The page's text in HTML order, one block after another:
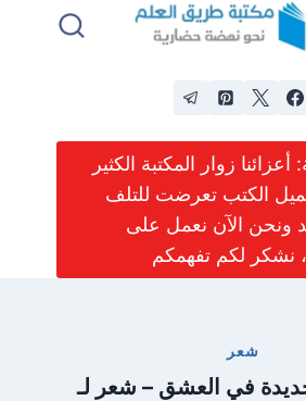
زوار المكتبة الكثير
الكتب تعرضت للتلف
ونحن الآن نعمل على
نشكر لكم تفهمكم
شعر
في العشق – شعر لـ